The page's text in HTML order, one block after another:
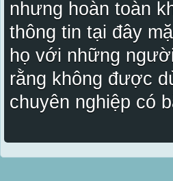
nhưng hoàn toàn
thông tin tại đây
họ với những
rằng không được
chuyên nghiệp có